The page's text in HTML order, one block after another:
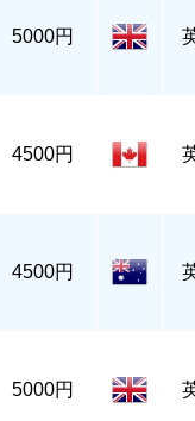
5000円
4500円
4500円
5000円